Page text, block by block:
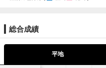
総合成績
平地